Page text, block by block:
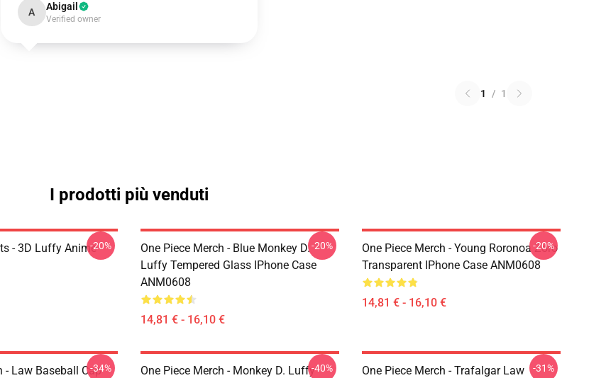
A Abigail
Verified owner
1 / 1
I prodotti più venduti
- 3D Luffy Anime-20%
One Piece Merch - Blue Monkey D.
Luffy Tempered Glass IPhone Case
ANM0608
14,81 € - 16,10 €
-20%
One Piece Merch - Young Roronoa Zoro
Transparent IPhone Case ANM0608
14,81 € - 16,10 €
-20%
- Law Baseball Cap-34%
One Piece Merch - Monkey D. Luffy-40%
One Piece Merch - Trafalgar Law
-31%